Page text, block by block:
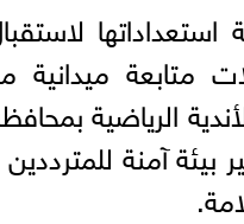
استعداداتها
متابعة ميدانية
الرياضية
آمنة